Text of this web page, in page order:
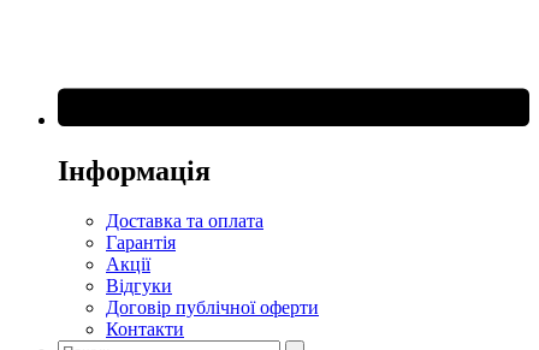
Інформація
Доставка та оплата
Гарантія
Акції
Відгуки
Договір публічної оферти
Контакти